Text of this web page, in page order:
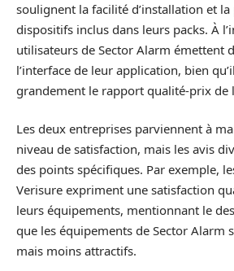
soulignent la facilité d’installation et
dispositifs inclus dans leurs packs. À
utilisateurs de Sector Alarm émettent
l’interface de leur application, bien
grandement le rapport qualité-prix de
Les deux entreprises parviennent à
niveau de satisfaction, mais les avis
des points spécifiques. Par exemple,
Verisure expriment une satisfaction
leurs équipements, mentionnant le
que les équipements de Sector Alarm
mais moins attractifs.